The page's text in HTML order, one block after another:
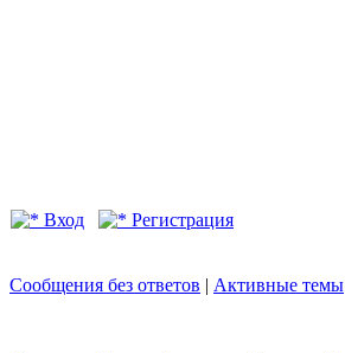
Вход Регистрация
Сообщения без ответов | Активные темы